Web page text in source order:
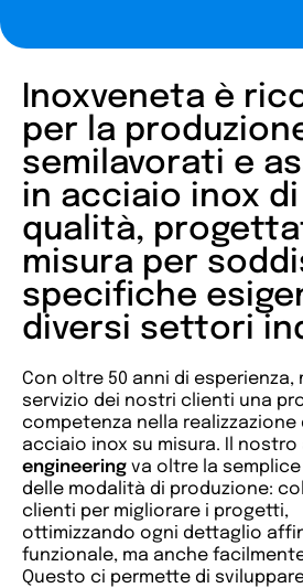
Inoxveneta è
per la
semilavorati e
in acciaio inox
qualità,
misura per
specifiche
diversi settori
Con oltre 50 anni di esperienza,
servizio dei nostri clienti una
competenza nella
acciaio inox su misura. Il
engineering va oltre la
delle modalità di produzione:
clienti per migliorare i progetti,
ottimizzando ogni dettaglio
funzionale, ma anche
Questo ci permette di